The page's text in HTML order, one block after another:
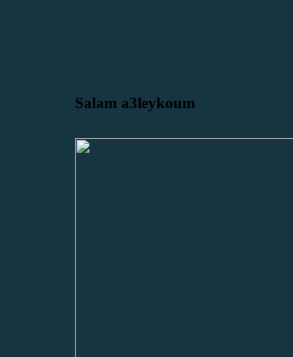
Salam a3leykoum